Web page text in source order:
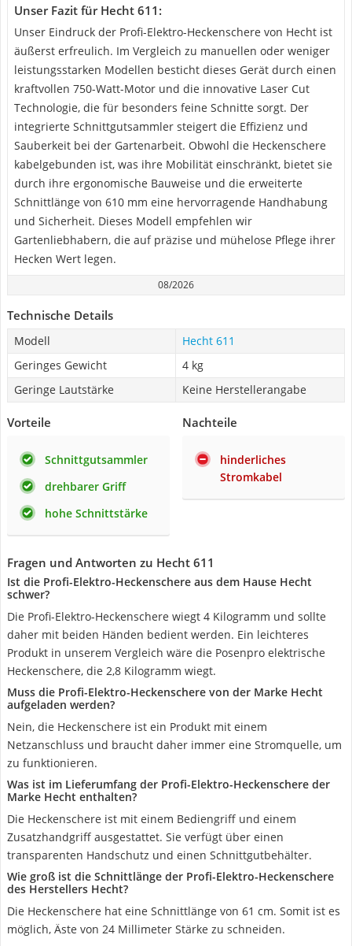
Unser Fazit für Hecht 611:
Unser Eindruck der Profi-Elektro-Heckenschere von Hecht ist
äußerst erfreulich. Im Vergleich zu manuellen oder weniger
leistungsstarken Modellen besticht dieses Gerät durch einen
kraftvollen 750-Watt-Motor und die innovative Laser Cut
Technologie, die für besonders feine Schnitte sorgt. Der
integrierte Schnittgutsammler steigert die Effizienz und
Sauberkeit bei der Gartenarbeit. Obwohl die Heckenschere
kabelgebunden ist, was ihre Mobilität einschränkt, bietet sie
durch ihre ergonomische Bauweise und die erweiterte
Schnittlänge von 610 mm eine hervorragende Handhabung
und Sicherheit. Dieses Modell empfehlen wir
Gartenliebhabern, die auf präzise und mühelose Pflege ihrer
Hecken Wert legen.
08/2026
Technische Details
Modell
Hecht 611
Geringes Gewicht
4 kg
Geringe Lautstärke
Keine Herstellerangabe
Vorteile
Schnittgutsammler
drehbarer Griff
hohe Schnittstärke
Nachteile
hinderliches
Stromkabel
Fragen und Antworten zu Hecht 611
Ist die Profi-Elektro-Heckenschere aus dem Hause Hecht
schwer?
Die Profi-Elektro-Heckenschere wiegt 4 Kilogramm und sollte
daher mit beiden Händen bedient werden. Ein leichteres
Produkt in unserem Vergleich wäre die Posenpro elektrische
Heckenschere, die 2,8 Kilogramm wiegt.
Muss die Profi-Elektro-Heckenschere von der Marke Hecht
aufgeladen werden?
Nein, die Heckenschere ist ein Produkt mit einem
Netzanschluss und braucht daher immer eine Stromquelle, um
zu funktionieren.
Was ist im Lieferumfang der Profi-Elektro-Heckenschere der
Marke Hecht enthalten?
Die Heckenschere ist mit einem Bediengriff und einem
Zusatzhandgriff ausgestattet. Sie verfügt über einen
transparenten Handschutz und einen Schnittgutbehälter.
Wie groß ist die Schnittlänge der Profi-Elektro-Heckenschere
des Herstellers Hecht?
Die Heckenschere hat eine Schnittlänge von 61 cm. Somit ist es
möglich, Äste von 24 Millimeter Stärke zu schneiden.